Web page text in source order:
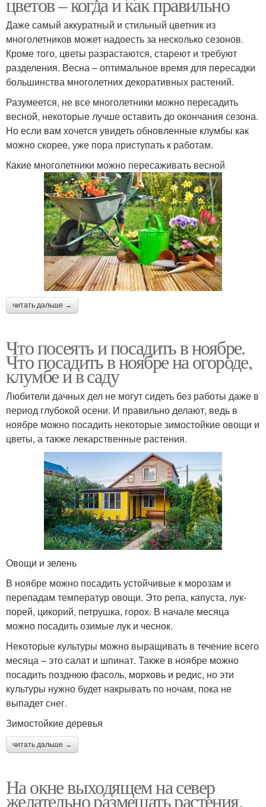
Даже самый аккуратный и стильный цветник из
многолетников может надоесть за несколько сезонов.
Кроме того, цветы разрастаются, стареют и требуют
разделения. Весна – оптимальное время для пересадки
большинства многолетних декоративных растений.
Разумеется, не все многолетники можно пересадить
весной, некоторые лучше оставить до окончания сезона.
Но если вам хочется увидеть обновленные клумбы как
можно скорее, уже пора приступать к работам.
Какие многолетники можно пересаживать весной
читать дальше →
Что посеять и посадить в ноябре.
Что посадить в ноябре на огороде,
клумбе и в саду
Любители дачных дел не могут сидеть без работы даже в
период глубокой осени. И правильно делают, ведь в
ноябре можно посадить некоторые зимостойкие овощи и
цветы, а также лекарственные растения.
Овощи и зелень
В ноябре можно посадить устойчивые к морозам и
перепадам температур овощи. Это репа, капуста, лук-
порей, цикорий, петрушка, горох. В начале месяца
можно посадить озимые лук и чеснок.
Некоторые культуры можно выращивать в течение всего
месяца – это салат и шпинат. Также в ноябре можно
посадить позднюю фасоль, морковь и редис, но эти
культуры нужно будет накрывать по ночам, пока не
выпадет снег.
Зимостойкие деревья
читать дальше →
На окне выходящем на север
желательно размещать растения.